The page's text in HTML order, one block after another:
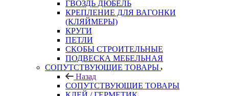
ГВОЗДЬ ДЮБЕЛЬ
КРЕПЛЕНИЕ ДЛЯ ВАГОНКИ
(КЛЯЙМЕРЫ)
КРУГИ
ПЕТЛИ
СКОБЫ СТРОИТЕЛЬНЫЕ
ПОДВЕСКА МЕБЕЛЬНАЯ
СОПУТСТВУЮЩИЕ ТОВАРЫ
Назад
СОПУТСТВУЮЩИЕ ТОВАРЫ